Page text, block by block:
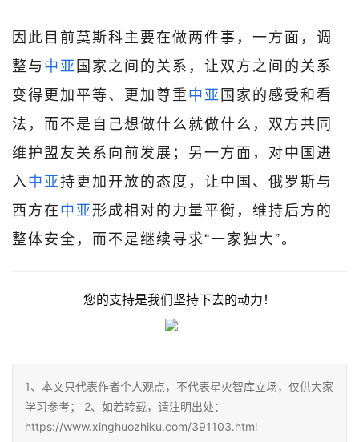
因此目前莫斯科主要在做两件事，一方面，调
整与中亚国家之间的关系，让双方之间的关系
变得更加平等、更加尊重中亚国家的感受和看
法，而不是自己想做什么就做什么，双方共同
维护盟友关系向前发展；另一方面，对中国进
入中亚持更加开放的态度，让中国、俄罗斯与
西方在中亚形成相对的力量平衡，维持后方的
整体安全，而不是继续寻求“一家独大”。
您的支持是我们坚持下去的动力！
1、本文只代表作者个人观点，不代表星火智库立场，仅供大家
学习参考； 2、如若转载，请注明出处：
https://www.xinghuozhiku.com/391103.html